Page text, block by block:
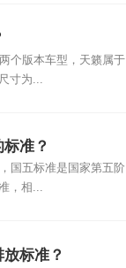
个版本车型，天籁属于
寸为...
准？
国五标准是国家第五阶
，相...
标准？